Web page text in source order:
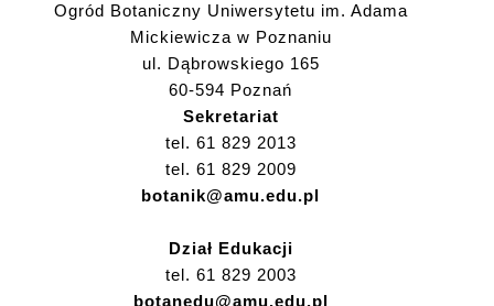
Ogród Botaniczny Uniwersytetu im. Adama
Mickiewicza w Poznaniu
ul. Dąbrowskiego 165
60-594 Poznań
Sekretariat
tel. 61 829 2013
tel. 61 829 2009
botanik@amu.edu.pl
Dział Edukacji
tel. 61 829 2003
botanedu@amu.edu.pl